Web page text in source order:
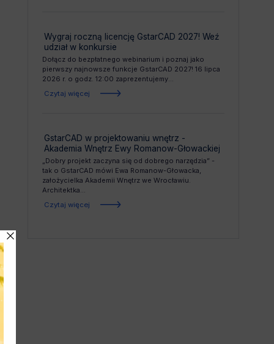
Wygraj roczną licencję GstarCAD 2027! Weź
udział w konkursie
Dołącz do bezpłatnego webinarium i poznaj jako
pierwszy najnowsze funkcje GstarCAD 2027! 16 lipca
2026 r. o godz. 12:00 zaprezentujemy...
Czytaj więcej
GstarCAD w projektowaniu wnętrz -
Akademia Wnętrz Ewy Romanow-Głowackiej
„Dobry projekt zaczyna się od dobrego narzędzia” -
tak o GstarCAD mówi Ewa Romanow-Głowacka,
założycielka Akademii Wnętrz we Wrocławiu.
Architektka...
Czytaj więcej